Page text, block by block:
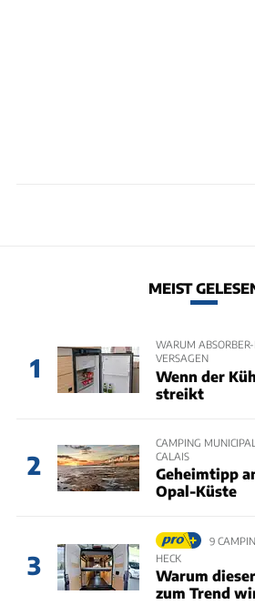
MEIST
1
WARUM
VERSAGEN
Wenn der
streikt
2
CAMPING
CALAIS
Geheimtipp
Opal-Küste
3
9
HECK
Warum
zum Trend